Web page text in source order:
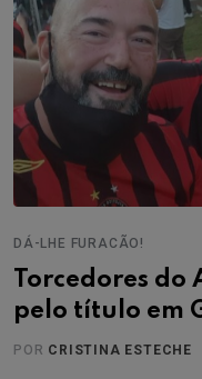
DÁ-LHE FURACÃO!
Torcedores do
pelo título em
POR CRISTINA ESTECHE